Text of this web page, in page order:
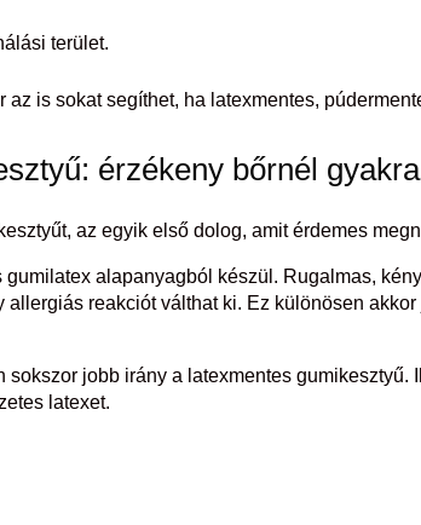
terület.
az is sokat segíthet, ha latexmentes,
érzékeny bőrnél
az egyik első dolog, amit érdemes
gumilatex alapanyagból készül. Rugalmas,
allergiás reakciót válthat ki. Ez különösen
sokszor jobb irány a latexmentes
latexet.